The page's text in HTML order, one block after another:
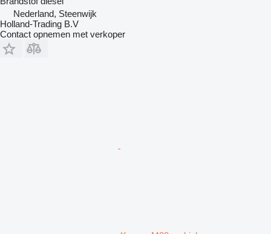
Nederland, Steenwijk
Holland-Trading B.V
Contact opnemen met verkoper